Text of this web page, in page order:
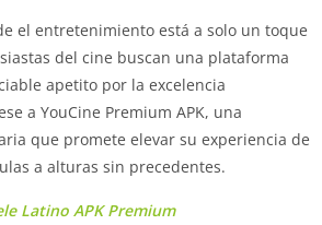
el entretenimiento está a solo un toque
del cine buscan una plataforma
apetito por la excelencia
a YouCine Premium APK, una
que promete elevar su experiencia de
a alturas sin precedentes.
Latino APK Premium